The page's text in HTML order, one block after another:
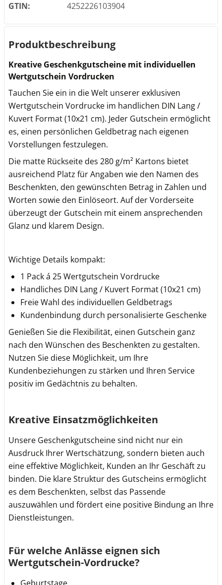
GTIN:
4252226103904
Produktbeschreibung
Kreative Geschenkgutscheine mit individuellen
Wertgutschein Vordrucken
Tauchen Sie ein in die Welt unserer exklusiven
Wertgutschein Vordrucke im handlichen DIN Lang /
Kuvert Format (10x21 cm). Jeder Gutschein ermöglicht
es, einen persönlichen Geldbetrag nach eigenen
Vorstellungen festzulegen.
Die matte Rückseite des 280 g/m² Kartons bietet
ausreichend Platz für Angaben wie den Namen des
Beschenkten, den gewünschten Betrag in Zahlen und
Worten sowie den Einlöseort. Auf der Vorderseite
überzeugt der Gutschein mit einem ansprechenden
Glanz und klarem Design.
Wichtige Details kompakt:
1 Pack á 25 Wertgutschein Vordrucke
Handliches DIN Lang / Kuvert Format (10x21 cm)
Freie Wahl des individuellen Geldbetrags
Kundenbindung durch personalisierte Geschenke
Genießen Sie die Flexibilität, einen Gutschein ganz
nach den Wünschen des Beschenkten zu gestalten.
Nutzen Sie diese Möglichkeit, um Ihre
Kundenbeziehungen zu stärken und Ihren Service
positiv im Gedächtnis zu behalten.
Kreative Einsatzmöglichkeiten
Unsere Geschenkgutscheine sind nicht nur ein
Ausdruck Ihrer Wertschätzung, sondern bieten auch
eine effektive Möglichkeit, Kunden an Ihr Geschäft zu
binden. Die klare Struktur des Gutscheins ermöglicht
es dem Beschenkten, selbst das Passende
auszuwählen und fördert eine positive Bindung an Ihre
Dienstleistungen.
Für welche Anlässe eignen sich
Wertgutschein-Vordrucke?